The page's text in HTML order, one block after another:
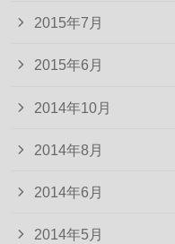
2015年7月
2015年6月
2014年10月
2014年8月
2014年6月
2014年5月